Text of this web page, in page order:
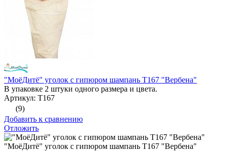
"МоёДитё" уголок с гипюром шампань Т167 "Вербена"
В упаковке 2 штуки одного размера и цвета.
Артикул: Т167
(9)
Добавить к сравнению
Отложить
"МоёДитё" уголок с гипюром шампань Т167 "Вербена"